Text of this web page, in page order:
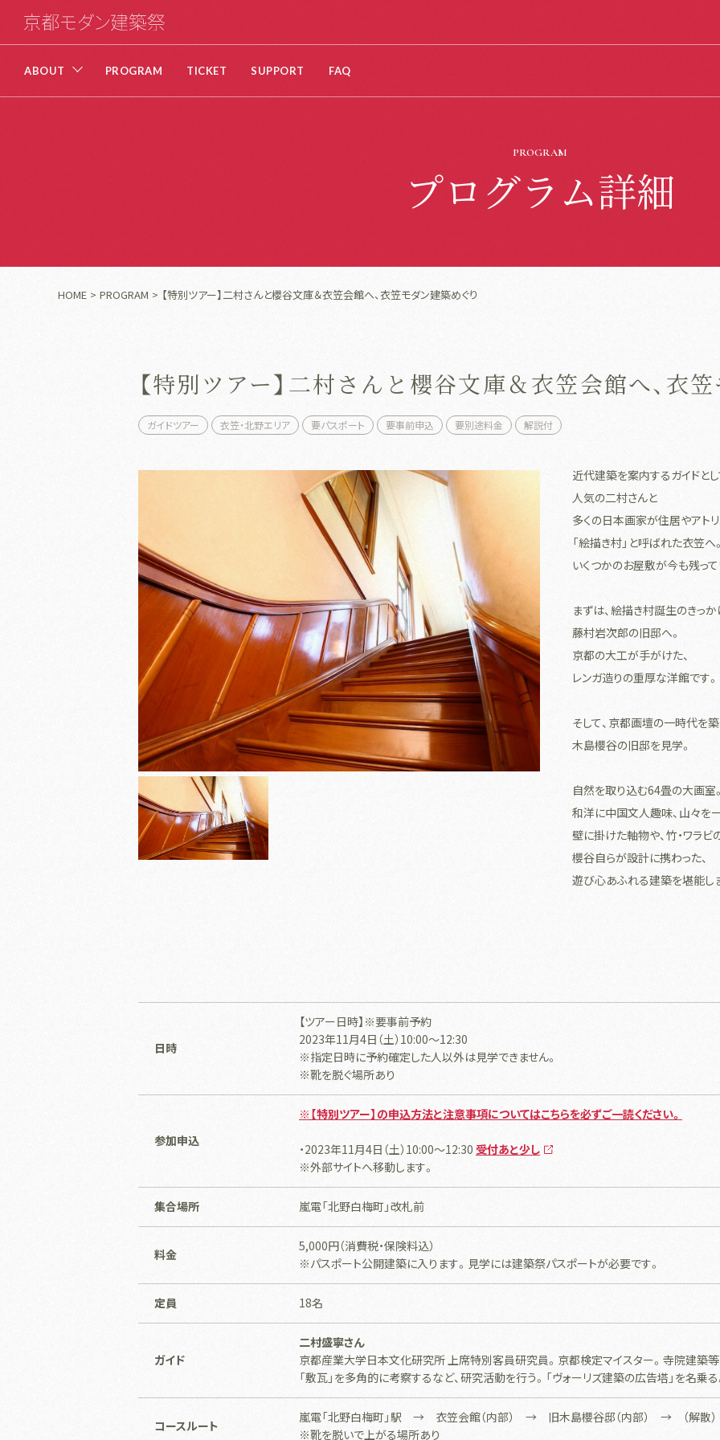
ABOUT PROGRAM TICKET SUPPORT FAQ
PROGRAM
プログラム詳細
HOME PROGRAM 【特別ツアー】二村さんと櫻谷文庫＆衣笠会館へ、衣笠モダン建築めぐり
【特別ツアー】二村さんと櫻谷文庫＆衣笠会館へ、衣
ガイドツアー 衣笠・北野エリア 要パスポート 要事前申込 要別途料金 解説付
近代建築を案内するガイドと
人気の二村さんと
多くの日本画家が住居やアト
「絵描き村」と呼ばれた衣笠へ
いくつかのお屋敷が今も残っ
まずは、絵描き村誕生のきっか
藤村岩次郎の旧邸へ。
京都の大工が手がけた、
レンガ造りの重厚な洋館です。
そして、京都画壇の一時代を
木島櫻谷の旧邸を見学。
自然を取り込む64畳の大画室
和洋に中国文人趣味、山々を
壁に掛けた軸物や、竹・ワラビ
櫻谷自らが設計に携わった、
遊び心あふれる建築を堪能し
日時
【ツアー日時】※要事前予約
2023年11月4日（土）10:00～12:30
※指定日時に予約確定した人以外は見学できません。
※靴を脱ぐ場所あり
参加申込
※【特別ツアー】の申込方法と注意事項についてはこちらを必ずご一読ください。
・2023年11月4日（土）10:00～12:30 受付あと少し
※外部サイトへ移動します。
集合場所 嵐電「北野白梅町」改札前
料金
5,000円（消費税・保険料込）
※パスポート公開建築に入ります。見学には建築祭パスポートが必要です。
定員 18名
ガイド
二村盛寧さん
京都産業大学日本文化研究所 上席特別客員研究員。京都検定マイスター。寺院建築
「敷瓦」を多角的に考察するなど、研究活動を行う。「ヴォーリズ建築の広告塔」を名乗る
コースルート
嵐電「北野白梅町」駅 → 衣笠会館（内部） → 旧木島櫻谷邸（内部） → （解散）
※靴を脱いで上がる場所あり